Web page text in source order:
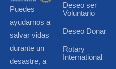
Puedes
ayudarnos a
salvar vidas
durante un
desastre, a
Deseo ser
Voluntario
Deseo Donar
Rotary
International